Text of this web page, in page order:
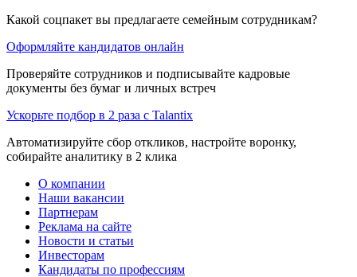
Какой соцпакет вы предлагаете семейным сотрудникам?
Оформляйте кандидатов онлайн
Проверяйте сотрудников и подписывайте кадровые
документы без бумаг и личных встреч
Ускорьте подбор в 2 раза с Talantix
Автоматизируйте сбор откликов, настройте воронку,
собирайте аналитику в 2 клика
О компании
Наши вакансии
Партнерам
Реклама на сайте
Новости и статьи
Инвесторам
Кандидаты по профессиям